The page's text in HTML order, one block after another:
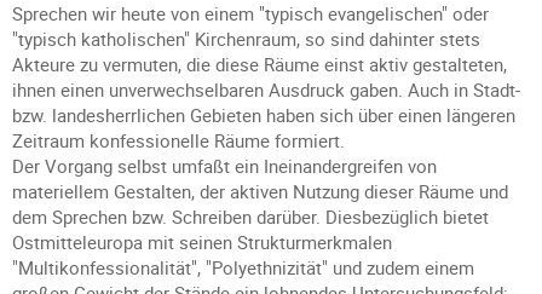
Sprechen wir heute von einem "typisch evangelischen" oder
"typisch katholischen" Kirchenraum, so sind dahinter stets
Akteure zu vermuten, die diese Räume einst aktiv gestalteten,
ihnen einen unverwechselbaren Ausdruck gaben. Auch in Stadt-
bzw. landesherrlichen Gebieten haben sich über einen längeren
Zeitraum konfessionelle Räume formiert.
Der Vorgang selbst umfaßt ein Ineinandergreifen von
materiellem Gestalten, der aktiven Nutzung dieser Räume und
dem Sprechen bzw. Schreiben darüber. Diesbezüglich bietet
Ostmitteleuropa mit seinen Strukturmerkmalen
"Multikonfessionalität", "Polyethnizität" und zudem einem